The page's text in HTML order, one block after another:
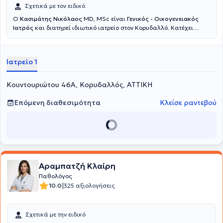
Σχετικά με τον ειδικό
Ο Κασιμάτης Νικόλαος MD, MSc είναι Γενικός - Οικογενειακός
Ιατρός και διατηρεί ιδιωτικό ιατρείο στον Κορυδαλλό. Κατέχει
στο Τμήμα Επειγόντων Περιστατικών. Διατηρεί ιδιωτικό ιατρείο
Τμήμα Επειγόντων Περιστατικών του Γενικού Νοσοκομείου Νίκαιας
"Άγιος Παντελεήμων". Είναι απόφοιτος της Ιατρικής Σχολής του
Αριστοτελείου Πανεπιστημίου Θεσσαλονίκης και κάτοχος
Μεταπτυχιακού Διπλώματος στη «Διοίκηση και Διαχείριση
Υπηρεσιών Υγείας & Κοινωνικής Φροντίδας» του Πανεπιστημίου
Δυτικής Αττικής. Με γνώμονα την ολιστική και εξατομικευμένη
υπηρεσίες που περιλαμβάνουν παρακολούθηση και διαχείριση
συνταγογράφηση,έκδοση ιατρικών πιστοποιητικών, υπηρεσίες
προληπτικής ιατρικής (εμβολιασμούς και προληπτικούς ελέγχους)
αντιμετώπιση επειγόντων περιστατικών
τραύματος, ρινορραγία, ζάλη), καθώς και
φροντίδα.
Ιατρείο 1
Κουντουριώτου 46Α, Κορυδαλλός, ΑΤΤΙΚΗ
Επόμενη διαθεσιμότητα
Κλείσε ραντεβού
Αραμπατζή Κλαίρη
Παθολόγος
10.0|325 αξιολογήσεις
Σχετικά με την ειδικό